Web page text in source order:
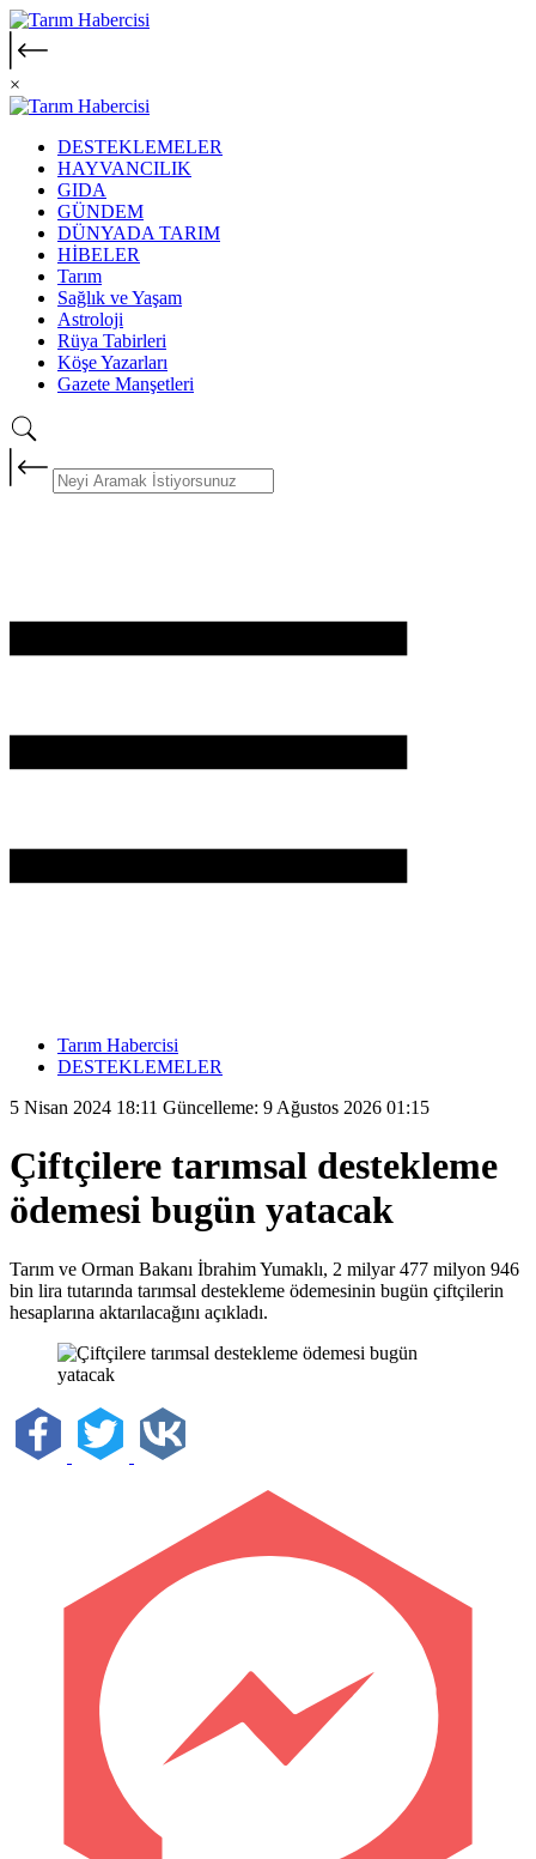
×
DESTEKLEMELER
HAYVANCILIK
GIDA
GÜNDEM
DÜNYADA TARIM
HİBELER
Tarım
Sağlık ve Yaşam
Astroloji
Rüya Tabirleri
Köşe Yazarları
Gazete Manşetleri
Tarım Habercisi
DESTEKLEMELER
5 Nisan 2024 18:11 Güncelleme: 9 Ağustos 2026 01:15
Çiftçilere tarımsal destekleme
ödemesi bugün yatacak
Tarım ve Orman Bakanı İbrahim Yumaklı, 2 milyar 477 milyon 946
bin lira tutarında tarımsal destekleme ödemesinin bugün çiftçilerin
hesaplarına aktarılacağını açıkladı.